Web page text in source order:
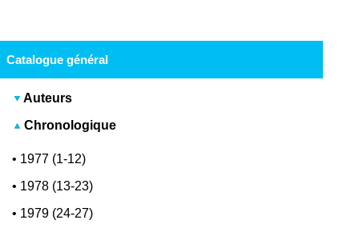
Catalogue général
Auteurs
Chronologique
• 1977 (1-12)
• 1978 (13-23)
• 1979 (24-27)